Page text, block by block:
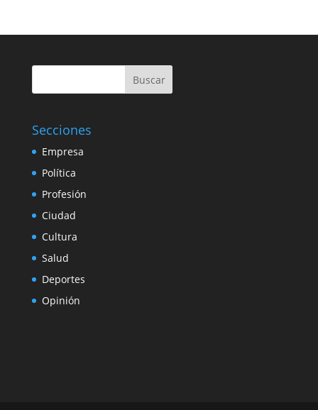
Buscar
Secciones
Empresa
Política
Profesión
Ciudad
Cultura
Salud
Deportes
Opinión